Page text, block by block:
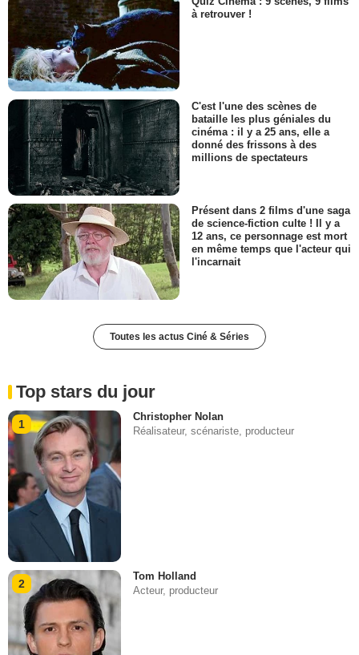
à retrouver !
C'est l'une des scènes de
bataille les plus géniales du
cinéma : il y a 25 ans, elle a
donné des frissons à des
millions de spectateurs
Présent dans 2 films d'une saga
de science-fiction culte ! Il y a
12 ans, ce personnage est mort
en même temps que l'acteur qui
l'incarnait
Toutes les actus Ciné & Séries
Top stars du jour
1
Christopher Nolan
Réalisateur, scénariste, producteur
2
Tom Holland
Acteur, producteur